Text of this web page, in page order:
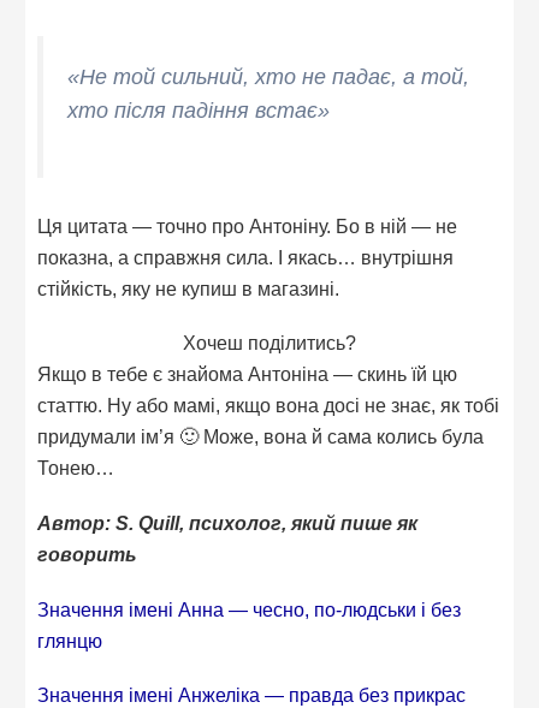
«Не той сильний, хто не падає, а той,
хто після падіння встає»
Ця цитата — точно про Антоніну. Бо в ній — не
показна, а справжня сила. І якась… внутрішня
стійкість, яку не купиш в магазині.
Хочеш поділитись?
Якщо в тебе є знайома Антоніна — скинь їй цю
статтю. Ну або мамі, якщо вона досі не знає, як тобі
придумали ім’я 🙂 Може, вона й сама колись була
Тонею…
Автор: S. Quill, психолог, який пише як
говорить
Значення імені Анна — чесно, по-людськи і без
глянцю
Значення імені Анжеліка — правда без прикрас